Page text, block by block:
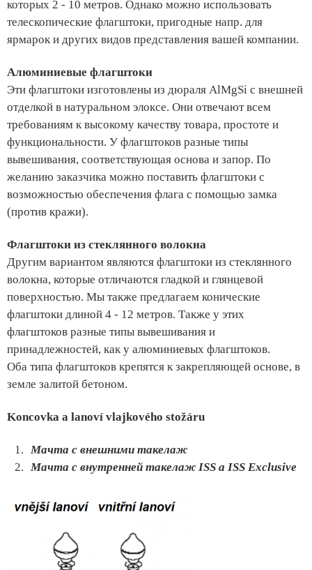
которых 2 - 10 метров. Однако можно использовать
телескопические флагштоки, пригодные напр. для
ярмарок и других видов представления вашей компании.
Алюминиевые флагштоки
Эти флагштоки изготовлены из дюраля AlMgSi с внешней
отделкой в натуральном элоксе. Они отвечают всем
требованиям к высокому качеству товара, простоте и
функциональности. У флагштоков разные типы
вывешивания, соответствующая основа и запор. По
желанию заказчика можно поставить флагштоки с
возможностью обеспечения флага с помощью замка
(против кражи).
Флагштоки из стеклянного волокна
Другим вариантом являются флагштоки из стеклянного
волокна, которые отличаются гладкой и глянцевой
поверхностью. Мы также предлагаем конические
флагштоки длиной 4 - 12 метров. Также у этих
флагштоков разные типы вывешивания и
принадлежностей, как у алюминиевых флагштоков.
Оба типа флагштоков крепятся к закрепляющей основе, в
земле залитой бетоном.
Koncovka a lanoví vlajkového stožáru
Мачта с внешними такелаж
Мачта с внутренней такелаж ISS a ISS Exclusive